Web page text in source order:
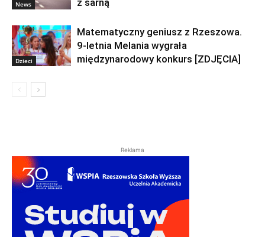
News
z sarną
Dzieci
Matematyczny geniusz z Rzeszowa.
9-letnia Melania wygrała
międzynarodowy konkurs [ZDJĘCIA]
Reklama